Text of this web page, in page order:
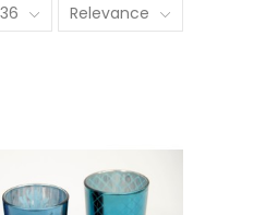
36 Relevance